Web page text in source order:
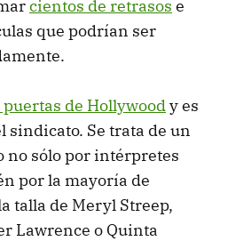
cientos de retrasos e
que podrían ser
de Hollywoody es
sindicato. Se trata de un
no sólo por intérpretes
por la mayoría de
talla de Meryl Streep,
Lawrence o Quinta